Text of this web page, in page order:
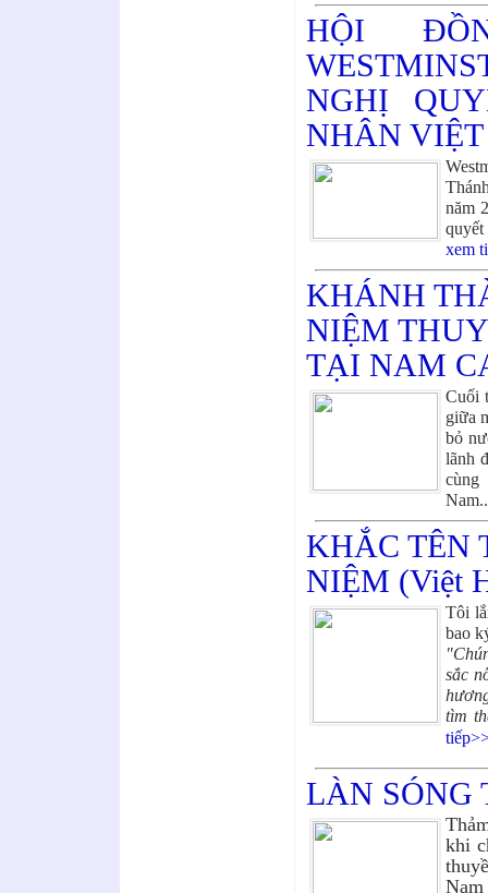
HỘI
NGHỊ
NHÂN
năm
xem
KHÁNH
NIỆM
TẠI NAM
Cuối
giữa
bỏ
lãnh
cùng
KHẮC TÊN
NIỆM (Việt
Tôi
bao
sắc
tìm
LÀN SÓNG
khi